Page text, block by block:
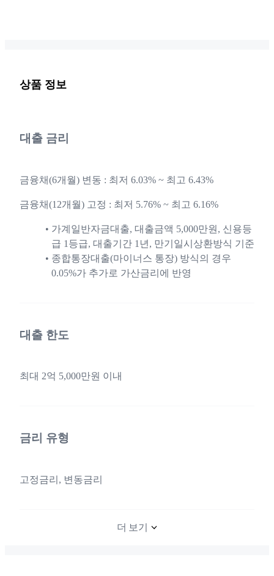
상품 정보
대출 금리
금융채(6개월) 변동 : 최저 6.03% ~ 최고 6.43%
금융채(12개월) 고정 : 최저 5.76% ~ 최고 6.16%
가계일반자금대출, 대출금액 5,000만원, 신용등
급 1등급, 대출기간 1년, 만기일시상환방식 기준
종합통장대출(마이너스 통장) 방식의 경우
0.05%가 추가로 가산금리에 반영
대출 한도
최대 2억 5,000만원 이내
금리 유형
고정금리, 변동금리
더 보기